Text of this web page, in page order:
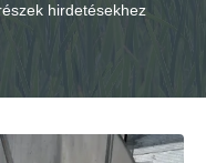
hirdetésekhez